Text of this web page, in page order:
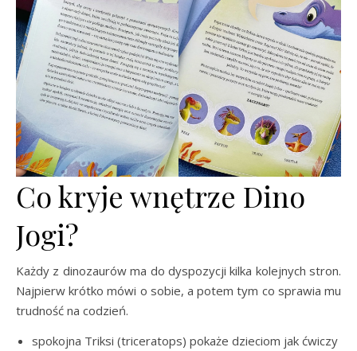
Co kryje wnętrze Dino
Jogi?
Każdy z dinozaurów ma do dyspozycji kilka kolejnych stron.
Najpierw krótko mówi o sobie, a potem tym co sprawia mu
trudność na codzień.
spokojna Triksi (triceratops) pokaże dzieciom jak ćwiczy